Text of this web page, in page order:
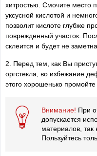
хитростью. Смочите место
уксусной кислотой и
позволит кислоте глубже
поврежденный участок.
склеится и будет не заметна.
2. Перед тем, как Вы
оргстекла, во избежание
этого хорошенько
Внимание! При
допускается
материалов, так
Пользуйтесь